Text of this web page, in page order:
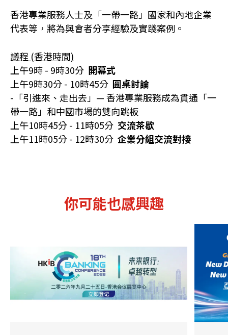
香港專業服務人士及「一帶一路」國家和內地企業
代表等，將為與會者分享經驗及實踐案例。
議程 (香港時間)
上午9時 - 9時30分 開幕式
上午9時30分 - 10時45分 圓桌討論
-「引進來、走出去」— 香港專業服務成為貫通「一
帶一路」和中國市場的雙向跳板
上午10時45分 - 11時05分 交流茶歇
上午11時05分 - 12時30分 企業分組交流對接
你可能也感興趣